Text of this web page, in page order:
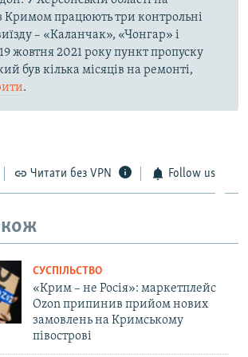
Кримом працюють три контрольні
– «Каланчак», «Чонгар» і
жовтня 2021 року пункт пропуску
був кілька місяців на ремонті,
.
Читати без VPN Follow us
СУСПІЛЬСТВО
«Крим – не Росія»: маркетплейс
Ozon припинив прийом нових
замовлень на Кримському
півострові